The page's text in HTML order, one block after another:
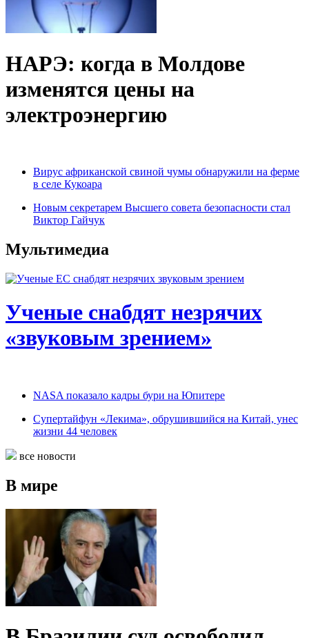
НАРЭ: когда в Молдове
изменятся цены на
электроэнергию
Вирус африканской свиной чумы обнаружили на ферме
в селе Кукоара
Новым секретарем Высшего совета безопасности стал
Виктор Гайчук
Мультимедиа
Ученые снабдят незрячих
«звуковым зрением»
NASA показало кадры бури на Юпитере
Супертайфун «Лекима», обрушившийся на Китай, унес
жизни 44 человек
все новости
В мире